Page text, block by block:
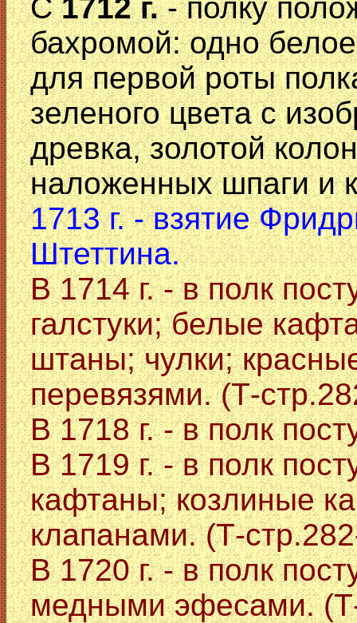
С1712 г.- полку
бахромой: одно
для первой роты
зеленого цвета с
древка, золотой
наложенных шпаги и
1713 г. - взятие
Штеттина.
В 1714 г. - в полк
галстуки; белые
штаны; чулки;
перевязями. (Т-
В 1718 г. - в полк
В 1719 г. - в полк
кафтаны; козлиные
клапанами. (Т-
В 1720 г. - в полк
медными эфесами.